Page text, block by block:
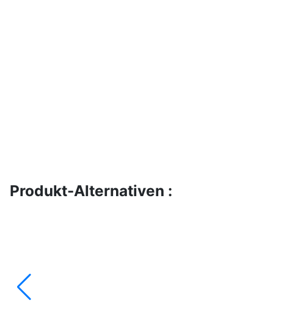
Produkt-Alternativen :